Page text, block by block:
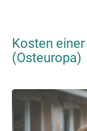
Kosten einer
(Osteuropa)